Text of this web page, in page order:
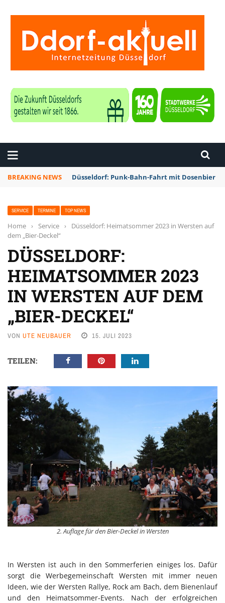
BREAKING NEWS Düsseldorf: Punk-Bahn-Fahrt mit Dosenbier
SERVICE TERMINE TOP NEWS
Home › Service ›
Düsseldorf: Heimatsommer 2023 in Wersten auf
dem „Bier-Deckel“
DÜSSELDORF:
HEIMATSOMMER 2023
IN WERSTEN AUF DEM
„BIER-DECKEL“
VON UTE NEUBAUER 15. JULI 2023
TEILEN:
2. Auflage für den Bier-Deckel in Wersten
In Wersten ist auch in den Sommerferien einiges los. Dafür
sorgt die Werbegemeinschaft Wersten mit immer neuen
Ideen, wie der Wersten Rallye, Rock am Bach, dem Bienenlauf
und den Heimatsommer-Events. Nach der erfolgreichen